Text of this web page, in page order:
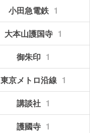
小田急電鉄 1
大本山護国寺 1
御朱印 1
東京メトロ沿線 1
講談社 1
護國寺 1